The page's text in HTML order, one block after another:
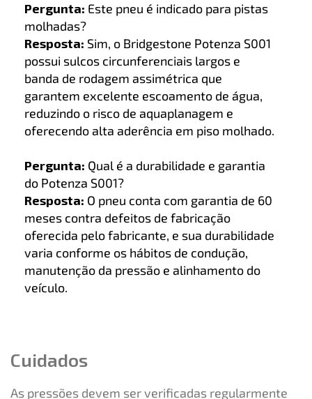
Pergunta: Este pneu é indicado para pistas
molhadas?
Resposta: Sim, o Bridgestone Potenza S001
possui sulcos circunferenciais largos e
banda de rodagem assimétrica que
garantem excelente escoamento de água,
reduzindo o risco de aquaplanagem e
oferecendo alta aderência em piso molhado.
Pergunta: Qual é a durabilidade e garantia
do Potenza S001?
Resposta: O pneu conta com garantia de 60
meses contra defeitos de fabricação
oferecida pelo fabricante, e sua durabilidade
varia conforme os hábitos de condução,
manutenção da pressão e alinhamento do
veículo.
Cuidados
As pressões devem ser verificadas regularmente